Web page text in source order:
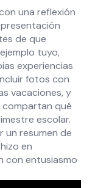
una reflexión
de que
tuyo,
experiencias
fotos con
vacaciones, y
qué
escolar.
un resumen de
en
con entusiasmo